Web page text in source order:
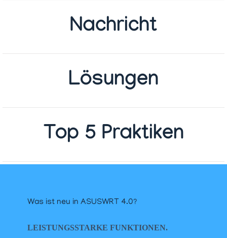
Nachricht
Lösungen
Top 5 Praktiken
Was ist neu in ASUSWRT 4.0?
LEISTUNGSSTARKE FUNKTIONEN.